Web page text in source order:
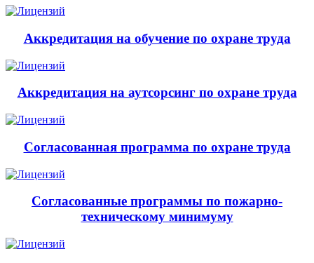
Аккредитация на обучение по охране труда
Аккредитация на аутсорсинг по охране труда
Согласованная программа по охране труда
Согласованные программы по пожарно-
техническому минимуму